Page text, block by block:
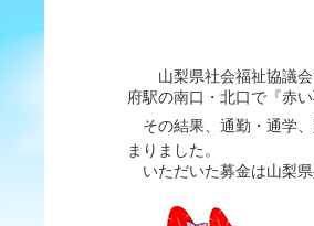
山梨県社会福祉協議会
府駅の南口・北口で『赤
その結果、通勤・通学
まりました。
いただいた募金は山梨県